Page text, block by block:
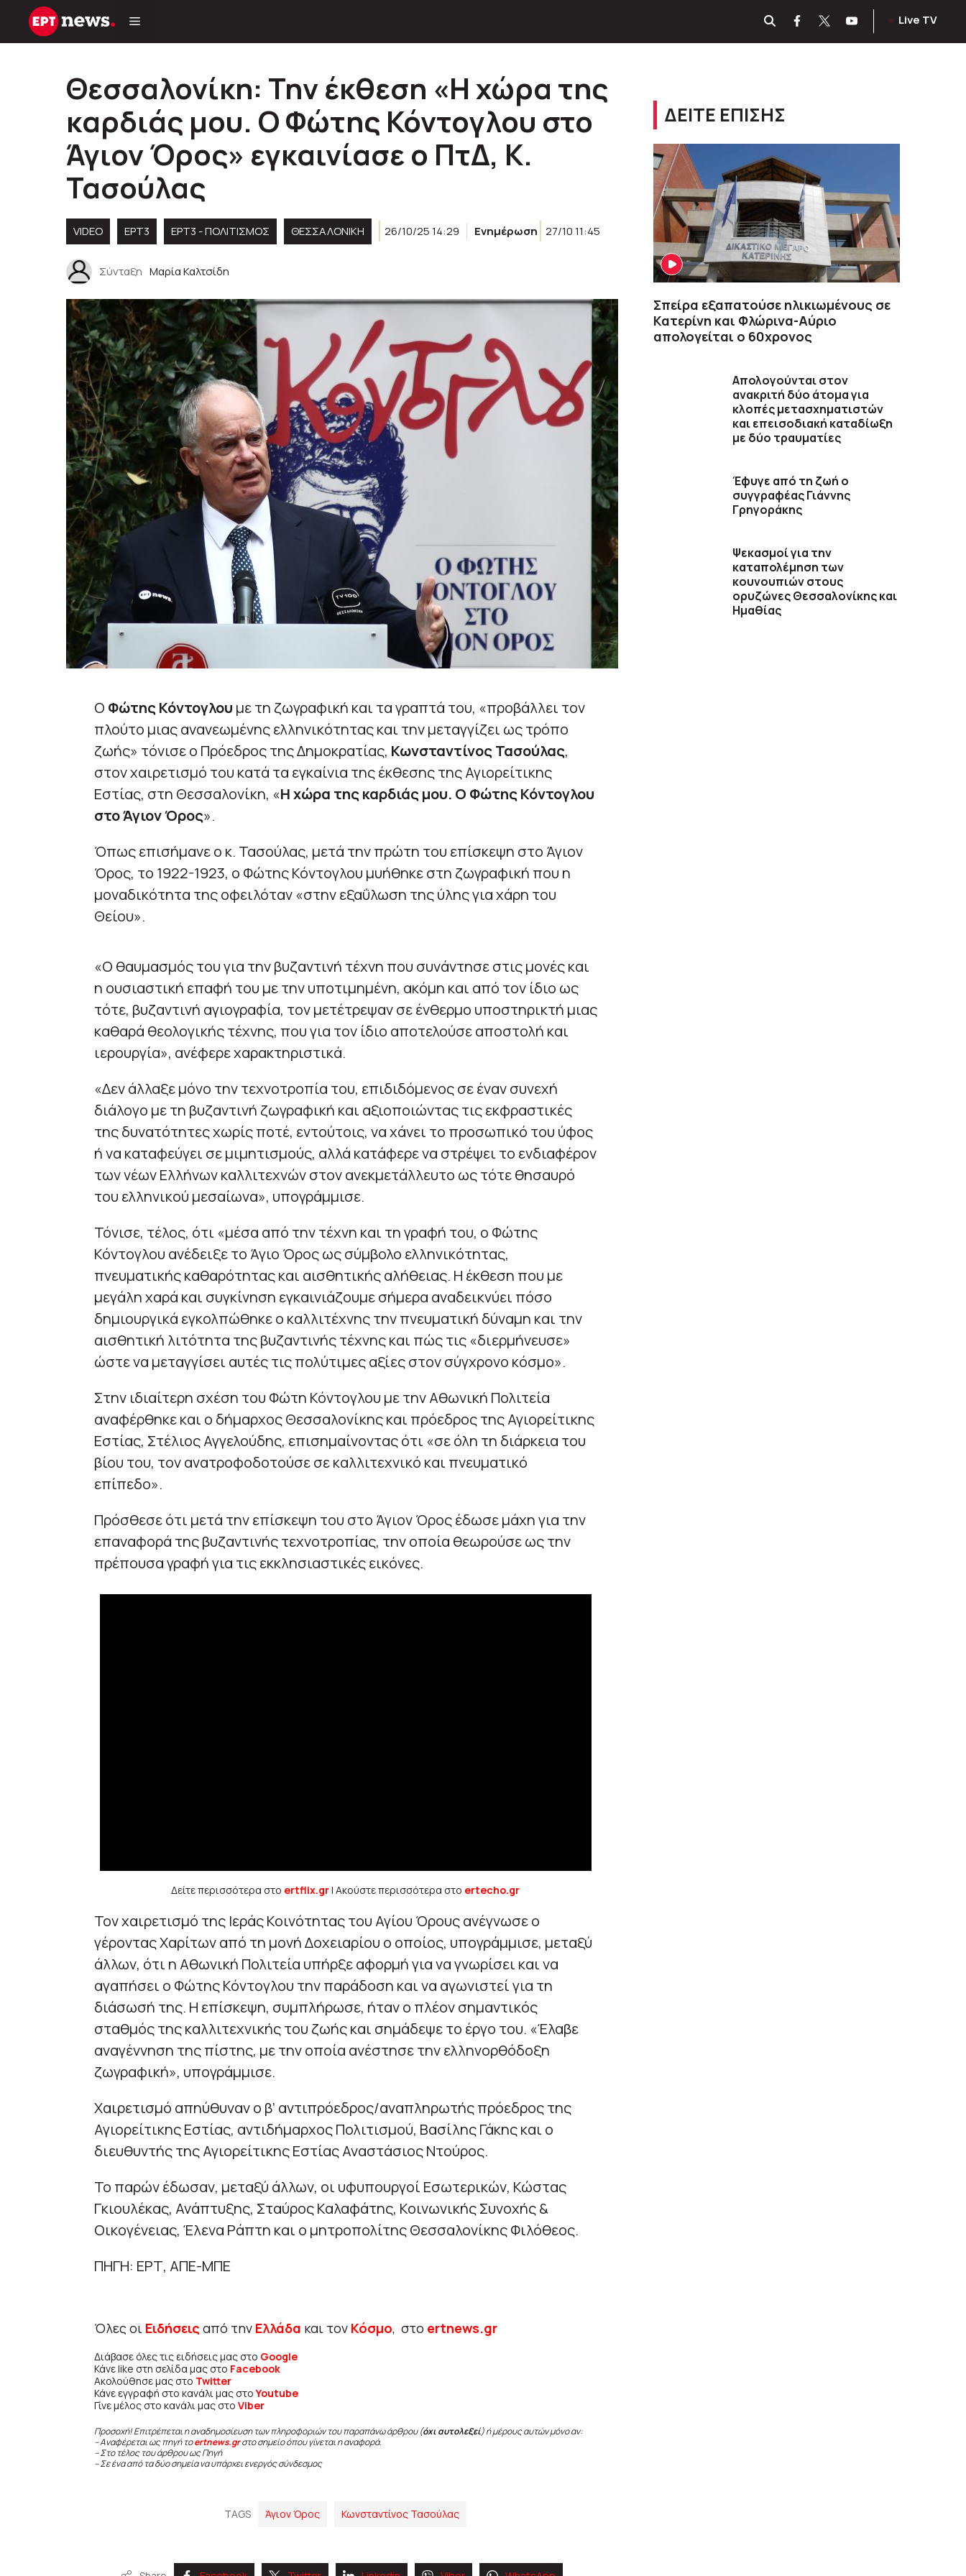
Μετάβαση
Live TV
Θεσσαλονίκη: Την έκθεση «Η χώρα της
καρδιάς μου. Ο Φώτης Κόντογλου στο
Άγιον Όρος» εγκαινίασε ο ΠτΔ, Κ.
Τασούλας
VIDEO ΕΡΤ3 ΕΡΤ3 - ΠΟΛΙΤΙΣΜΌΣ ΘΕΣΣΑΛΟΝΙΚΗ 26/10/25 14:29 Ενημέρωση 27/10 11:45
Σύνταξη Μαρία Καλτσίδη
Ο Φώτης Κόντογλου με τη ζωγραφική και τα γραπτά του, «προβάλλει τον
πλούτο μιας ανανεωμένης ελληνικότητας και την μεταγγίζει ως τρόπο
ζωής» τόνισε ο Πρόεδρος της Δημοκρατίας, Κωνσταντίνος Τασούλας,
στον χαιρετισμό του κατά τα εγκαίνια της έκθεσης της Αγιορείτικης
Εστίας, στη Θεσσαλονίκη, «Η χώρα της καρδιάς μου. Ο Φώτης Κόντογλου
στο Άγιον Όρος».
Όπως επισήμανε ο κ. Τασούλας, μετά την πρώτη του επίσκεψη στο Άγιον
Όρος, το 1922-1923, ο Φώτης Κόντογλου μυήθηκε στη ζωγραφική που η
μοναδικότητα της οφειλόταν «στην εξαΰλωση της ύλης για χάρη του
Θείου».
«Ο θαυμασμός του για την βυζαντινή τέχνη που συνάντησε στις μονές και
η ουσιαστική επαφή του με την υποτιμημένη, ακόμη και από τον ίδιο ως
τότε, βυζαντινή αγιογραφία, τον μετέτρεψαν σε ένθερμο υποστηρικτή μιας
καθαρά θεολογικής τέχνης, που για τον ίδιο αποτελούσε αποστολή και
ιερουργία», ανέφερε χαρακτηριστικά.
«Δεν άλλαξε μόνο την τεχνοτροπία του, επιδιδόμενος σε έναν συνεχή
διάλογο με τη βυζαντινή ζωγραφική και αξιοποιώντας τις εκφραστικές
της δυνατότητες χωρίς ποτέ, εντούτοις, να χάνει το προσωπικό του ύφος
ή να καταφεύγει σε μιμητισμούς, αλλά κατάφερε να στρέψει το ενδιαφέρον
των νέων Ελλήνων καλλιτεχνών στον ανεκμετάλλευτο ως τότε θησαυρό
του ελληνικού μεσαίωνα», υπογράμμισε.
Τόνισε, τέλος, ότι «μέσα από την τέχνη και τη γραφή του, ο Φώτης
Κόντογλου ανέδειξε το Άγιο Όρος ως σύμβολο ελληνικότητας,
πνευματικής καθαρότητας και αισθητικής αλήθειας. Η έκθεση που με
μεγάλη χαρά και συγκίνηση εγκαινιάζουμε σήμερα αναδεικνύει πόσο
δημιουργικά εγκολπώθηκε ο καλλιτέχνης την πνευματική δύναμη και την
αισθητική λιτότητα της βυζαντινής τέχνης και πώς τις «διερμήνευσε»
ώστε να μεταγγίσει αυτές τις πολύτιμες αξίες στον σύγχρονο κόσμο».
Στην ιδιαίτερη σχέση του Φώτη Κόντογλου με την Αθωνική Πολιτεία
αναφέρθηκε και ο δήμαρχος Θεσσαλονίκης και πρόεδρος της Αγιορείτικης
Εστίας, Στέλιος Αγγελούδης, επισημαίνοντας ότι «σε όλη τη διάρκεια του
βίου του, τον ανατροφοδοτούσε σε καλλιτεχνικό και πνευματικό
επίπεδο».
Πρόσθεσε ότι μετά την επίσκεψη του στο Άγιον Όρος έδωσε μάχη για την
επαναφορά της βυζαντινής τεχνοτροπίας, την οποία θεωρούσε ως την
πρέπουσα γραφή για τις εκκλησιαστικές εικόνες.
Δείτε περισσότερα στο ertflix.gr| Ακούστε περισσότερα στο ertecho.gr
Τον χαιρετισμό της Ιεράς Κοινότητας του Αγίου Όρους ανέγνωσε ο
γέροντας Χαρίτων από τη μονή Δοχειαρίου ο οποίος, υπογράμμισε, μεταξύ
άλλων, ότι η Αθωνική Πολιτεία υπήρξε αφορμή για να γνωρίσει και να
αγαπήσει ο Φώτης Κόντογλου την παράδοση και να αγωνιστεί για τη
διάσωσή της. Η επίσκεψη, συμπλήρωσε, ήταν ο πλέον σημαντικός
σταθμός της καλλιτεχνικής του ζωής και σημάδεψε το έργο του. «Έλαβε
αναγέννηση της πίστης, με την οποία ανέστησε την ελληνορθόδοξη
ζωγραφική», υπογράμμισε.
Χαιρετισμό απηύθυναν ο β’ αντιπρόεδρος/αναπληρωτής πρόεδρος της
Αγιορείτικης Εστίας, αντιδήμαρχος Πολιτισμού, Βασίλης Γάκης και ο
διευθυντής της Αγιορείτικης Εστίας Αναστάσιος Ντούρος.
Το παρών έδωσαν, μεταξύ άλλων, οι υφυπουργοί Εσωτερικών, Κώστας
Γκιουλέκας, Ανάπτυξης, Σταύρος Καλαφάτης, Κοινωνικής Συνοχής &
Οικογένειας, Έλενα Ράπτη και ο μητροπολίτης Θεσσαλονίκης Φιλόθεος.
ΠΗΓΗ: ΕΡΤ, ΑΠΕ-ΜΠΕ
Όλες οι Ειδήσεις από την Ελλάδα και τον Κόσμο, στο ertnews.gr
Διάβασε όλες τις ειδήσεις μας στο Google
Κάνε like στη σελίδα μας στο Facebook
Ακολούθησε μας στο Twitter
Κάνε εγγραφή στο κανάλι μας στοYoutube
Γίνε μέλος στο κανάλι μας στο Viber
Προσοχή! Επιτρέπεται η αναδημοσίευση των πληροφοριών του παραπάνω άρθρου (όχι αυτολεξεί) ή μέρους αυτών μόνο αν:
– Αναφέρεται ως πηγή τοertnews.gr στο σημείο όπου γίνεται η αναφορά.
– Στο τέλος του άρθρου ως Πηγή
– Σε ένα από τα δύο σημεία να υπάρχει ενεργός σύνδεσμος
TAGS Άγιον Όρος Κωνσταντίνος Τασούλας
ΔΕΙΤΕ ΕΠΙΣΗΣ
Σπείρα εξαπατούσε ηλικιωμένους σε
Κατερίνη και Φλώρινα-Αύριο
απολογείται ο 60χρονος
Απολογούνται στον
ανακριτή δύο άτομα για
κλοπές μετασχηματιστών
και επεισοδιακή καταδίωξη
με δύο τραυματίες
Έφυγε από τη ζωή ο
συγγραφέας Γιάννης
Γρηγοράκης
Ψεκασμοί για την
καταπολέμηση των
κουνουπιών στους
ορυζώνες Θεσσαλονίκης και
Ημαθίας